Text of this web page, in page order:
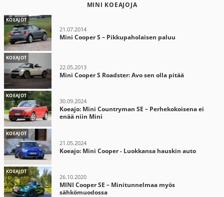
MINI KOEAJOJA
KOEAJOT
21.07.2014
Mini Cooper S – Pikkupaholaisen paluu
KOEAJOT
22.05.2013
Mini Cooper S Roadster: Avo sen olla pitää
KOEAJOT
30.09.2024
Koeajo: Mini Countryman SE – Perhekokoisena ei
enää niin Mini
KOEAJOT
21.05.2024
Koeajo: Mini Cooper - Luokkansa hauskin auto
KOEAJOT
26.10.2020
MINI Cooper SE – Minitunnelmaa myös
sähkömuodossa